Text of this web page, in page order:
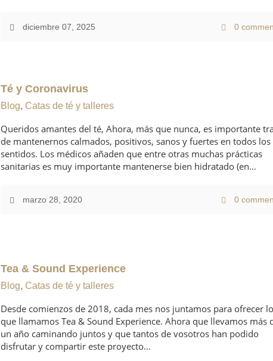
diciembre 07, 2025 0
Té y Coronavirus
Blog, Catas de té y talleres
Queridos amantes del té, Ahora, más que nunca, es importante
de mantenernos calmados, positivos, sanos y fuertes en todos los
sentidos. Los médicos añaden que entre otras muchas prácticas
sanitarias es muy importante mantenerse bien hidratado (en…
marzo 28, 2020 0
Tea & Sound Experience
Blog, Catas de té y talleres
Desde comienzos de 2018, cada mes nos juntamos para ofrecer lo
que llamamos Tea & Sound Experience. Ahora que llevamos más
un año caminando juntos y que tantos de vosotros han podido
disfrutar y compartir este proyecto…